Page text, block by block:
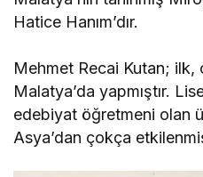
Hatice Hanım’dır.
Mehmet Recai Kutan; ilk,
Malatya’da yapmıştır.
edebiyat öğretmeni olan
Asya’dan çokça